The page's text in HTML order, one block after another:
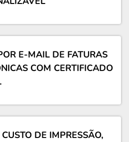
E-MAIL DE FATURAS
COM CERTIFICADO
DE IMPRESSÃO,